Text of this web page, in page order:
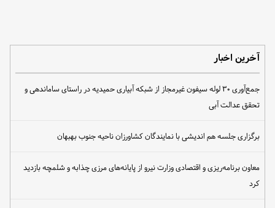
آخرین اخبار
جمع‌آوری ۳۰ لوله سیفون غیرمجاز از شبکه آبیاری حمیدیه در راستای ساماندهی و
تحقق عدالت آبی
برگزاری جلسه هم اندیشی با نمایندگان کشاورزان ناحیه جنوب بهبهان
معاون برنامه‌ریزی و اقتصادی وزارت نیرو از پایانه‌های مرزی چذابه و شلمچه بازدید
کرد